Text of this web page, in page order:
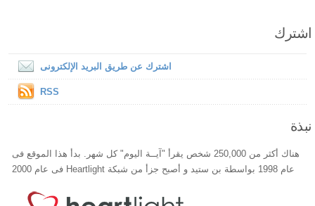
اشترك
اشترك عن طريق البريد الإلكترونى
RSS
نبذة
هناك أكثر من 250,000 شخص يقرأ "آيــة اليوم" كل شهر. بدأ هذا الموقع فى
عام 1998 بواسطة بن ستيد و أصبح جزأ من شبكة Heartlight فى عام 2000